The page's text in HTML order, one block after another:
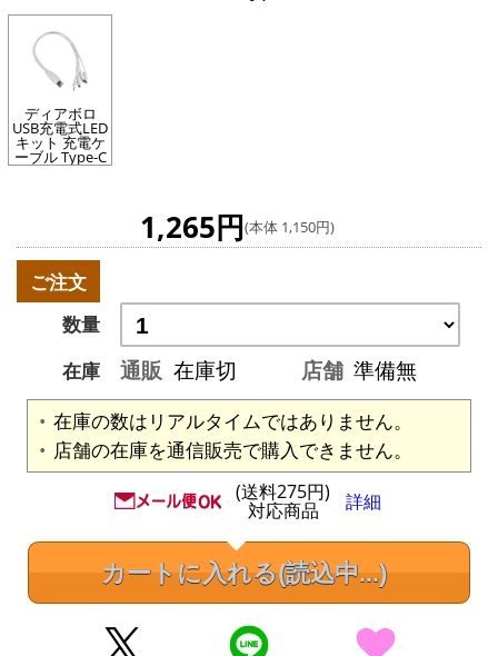
ディアボロ
USB充電式LED
キット 充電ケ
ーブル Type-C
1,265円(本体 1,150円)
ご注文
数量
在庫
通販 在庫切 店舗 準備無
在庫の数はリアルタイムではありません。
店舗の在庫を通信販売で購入できません。
(送料275円)
対応商品 詳細
カートに入れる(読込中...)